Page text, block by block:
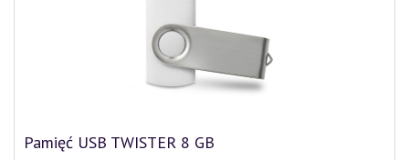
Pamięć USB TWISTER 8 GB